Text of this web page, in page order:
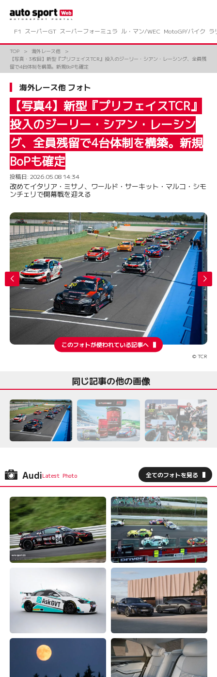
ツ
F1 スーパーGT スーパーフォーミュラ ル・マン/WEC MotoGP/バイク ラ
TOP
海外レース他
【写真・3枚目】新型『プリフェイスTCR』投入のジーリー・シアン・レーシング、全員残
留で4台体制を構築。新規BoPも確定
海外レース他 フォト
【写真4】新型『プリフェイスTCR』
投入のジーリー・シアン・レーシン
グ、全員残留で4台体制を構築。新規
BoPも確定
投稿日: 2026.05.08 14:34
改めてイタリア・ミサノ、ワールド・サーキット・マルコ・シモ
ンチェリで開幕戦を迎える
このフォトが使われている記事へ
© TCR
同じ記事の他の画像
Audi 全てのフォトを見る